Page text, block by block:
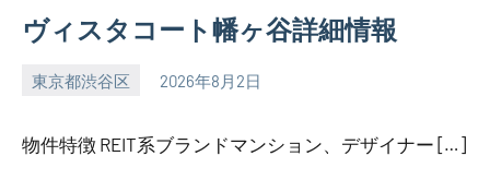
ヴィスタコート幡ヶ谷詳細情報
東京都渋谷区 2026年8月2日
SEZIMO
物件特徴 REIT系ブランドマンション、デザイナー […]